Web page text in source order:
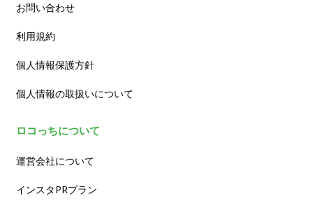
お問い合わせ
利用規約
個人情報保護方針
個人情報の取扱いについて
ロコっちについて
運営会社について
インスタPRプラン